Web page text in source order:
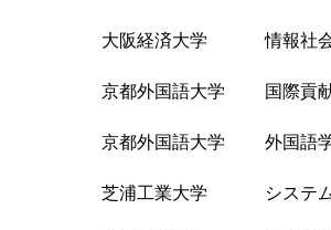
大阪経済大学 情報社会
京都外国語大学 国際貢献
京都外国語大学 外国語学
芝浦工業大学 システム